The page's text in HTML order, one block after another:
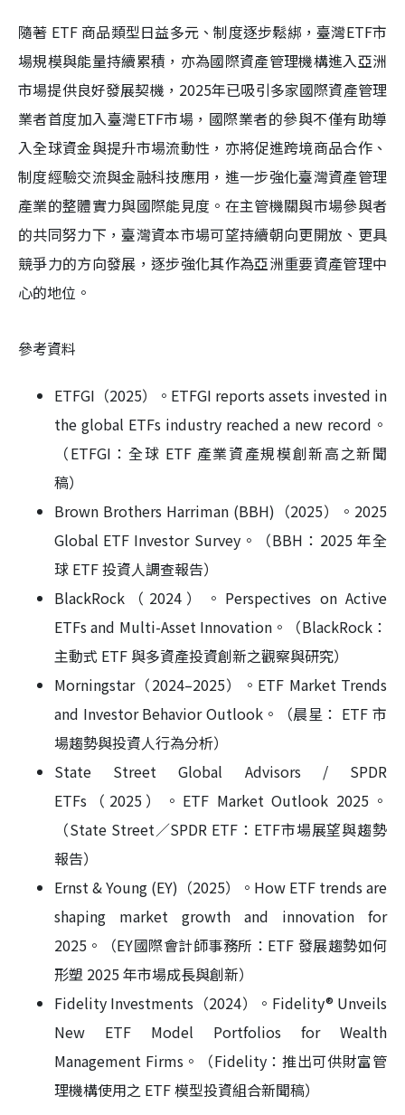
隨著 ETF 商品類型日益多元、制度逐步鬆綁，臺灣ETF市
場規模與能量持續累積，亦為國際資產管理機構進入亞洲
市場提供良好發展契機，2025年已吸引多家國際資產管理
業者首度加入臺灣ETF市場，國際業者的參與不僅有助導
入全球資金與提升市場流動性，亦將促進跨境商品合作、
制度經驗交流與金融科技應用，進一步強化臺灣資產管理
產業的整體實力與國際能見度。在主管機關與市場參與者
的共同努力下，臺灣資本市場可望持續朝向更開放、更具
競爭力的方向發展，逐步強化其作為亞洲重要資產管理中
心的地位。
參考資料
ETFGI（2025）。ETFGI reports assets invested in
the global ETFs industry reached a new record。
（ETFGI：全球 ETF 產業資產規模創新高之新聞
稿）
Brown Brothers Harriman (BBH)（2025）。2025
Global ETF Investor Survey。（BBH：2025 年全
球 ETF 投資人調查報告）
BlackRock（2024）。Perspectives on Active
ETFs and Multi-Asset Innovation。（BlackRock：
主動式 ETF 與多資產投資創新之觀察與研究）
Morningstar（2024–2025）。ETF Market Trends
and Investor Behavior Outlook。（晨星： ETF 市
場趨勢與投資人行為分析）
State Street Global Advisors / SPDR
ETFs（2025）。ETF Market Outlook 2025。
（State Street／SPDR ETF：ETF市場展望與趨勢
報告）
Ernst & Young (EY)（2025）。How ETF trends are
shaping market growth and innovation for
2025。（EY國際會計師事務所：ETF 發展趨勢如何
形塑 2025 年市場成長與創新）
Fidelity Investments（2024）。Fidelity® Unveils
New ETF Model Portfolios for Wealth
Management Firms。（Fidelity：推出可供財富管
理機構使用之 ETF 模型投資組合新聞稿）